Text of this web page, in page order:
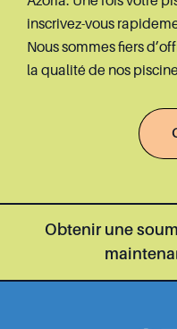
inscrivez-vous
Nous sommes fiers
la qualité de nos
Obtenir une